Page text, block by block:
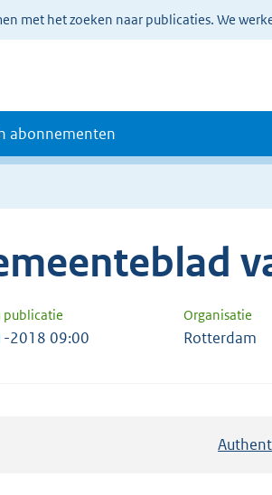
met het zoeken naar publicaties. We
abonnementen
publicatie Organisatie
2018 09:00 Rotterdam